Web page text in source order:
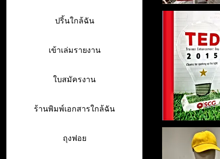
ปริ้นใกล้ฉัน
เข้าเล่มรายงาน
ใบสมัครงาน
ร้านพิมพ์เอกสารใกล้ฉัน
ถุงฟอย